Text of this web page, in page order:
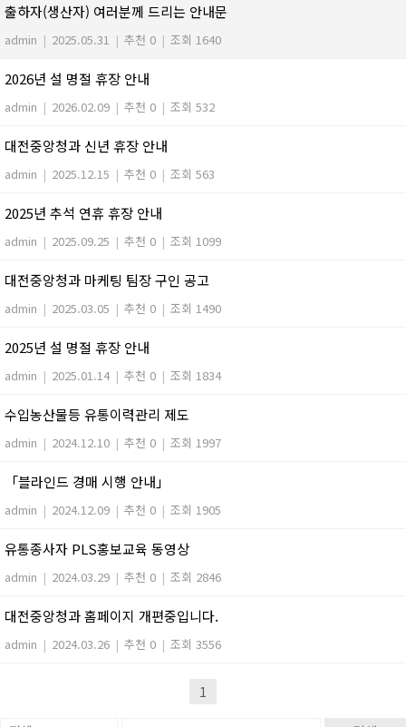
출하자(생산자) 여러분께 드리는 안내문
admin | 2025.05.31 | 추천 0 | 조회 1640
2026년 설 명절 휴장 안내
admin | 2026.02.09 | 추천 0 | 조회 532
대전중앙청과 신년 휴장 안내
admin | 2025.12.15 | 추천 0 | 조회 563
2025년 추석 연휴 휴장 안내
admin | 2025.09.25 | 추천 0 | 조회 1099
대전중앙청과 마케팅 팀장 구인 공고
admin | 2025.03.05 | 추천 0 | 조회 1490
2025년 설 명절 휴장 안내
admin | 2025.01.14 | 추천 0 | 조회 1834
수입농산물등 유통이력관리 제도
admin | 2024.12.10 | 추천 0 | 조회 1997
「블라인드 경매 시행 안내」
admin | 2024.12.09 | 추천 0 | 조회 1905
유통종사자 PLS홍보교육 동영상
admin | 2024.03.29 | 추천 0 | 조회 2846
대전중앙청과 홈페이지 개편중입니다.
admin | 2024.03.26 | 추천 0 | 조회 3556
1